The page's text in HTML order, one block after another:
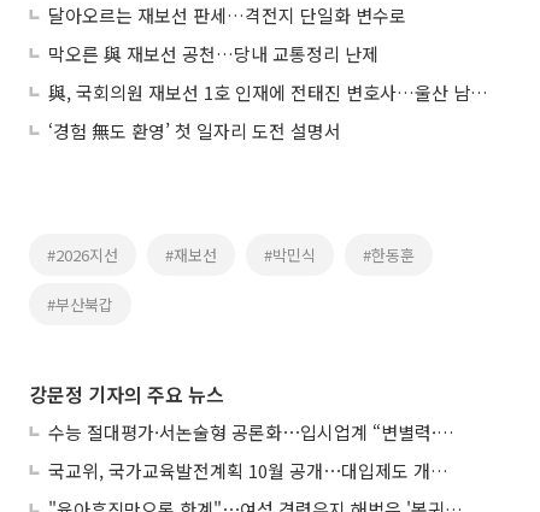
달아오르는 재보선 판세…격전지 단일화 변수로
막오른 與 재보선 공천…당내 교통정리 난제
與, 국회의원 재보선 1호 인재에 전태진 변호사…울산 남갑 출마
‘경험 無도 환영’ 첫 일자리 도전 설명서
#2026지선 #재보선 #박민식 #한동훈
#부산북갑
강문정 기자의 주요 뉴스
수능 절대평가·서논술형 공론화⋯입시업계 “변별력·사교육 대책 먼저”
국교위, 국가교육발전계획 10월 공개⋯대입제도 개편 공론화 추진